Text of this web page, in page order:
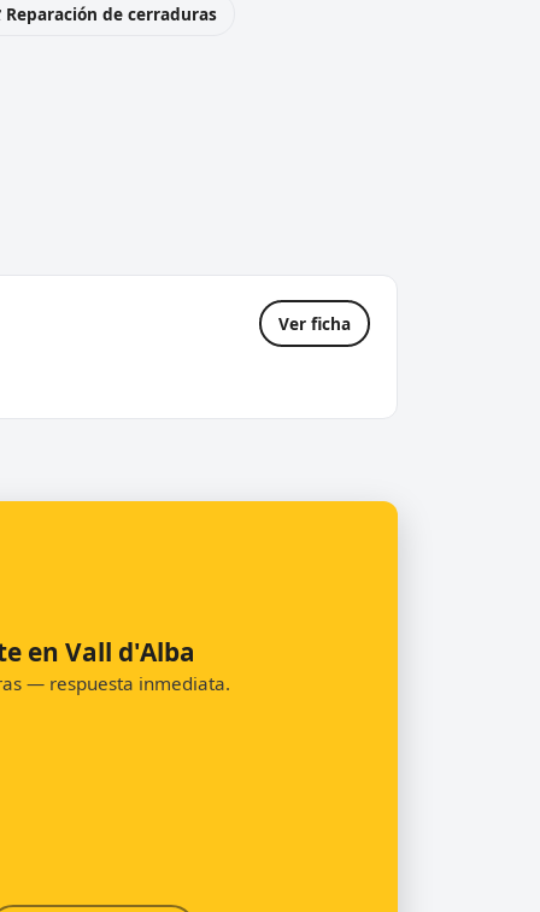
de cerraduras
Ver ficha
en Vall d'Alba
— respuesta inmediata.